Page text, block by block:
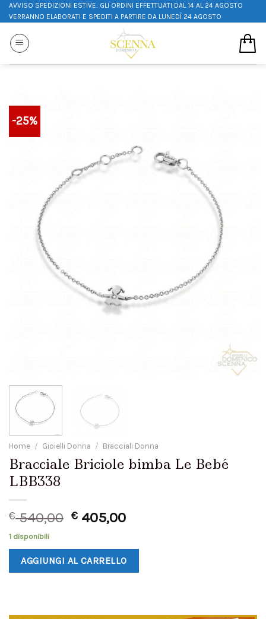
AVVISO SPEDIZIONI ESTIVE: GLI ORDINI EFFETTUATI DAL 14 AL 24 AGOSTO
VERRANNO ELABORATI E SPEDITI A PARTIRE DA LUNEDÌ 24 AGOSTO
-25%
Home / Gioielli Donna / Bracciali Donna
Bracciale Briciole bimba Le Bebé
LBB338
€540,00 € 405,00
1 disponibili
AGGIUNGI AL CARRELLO